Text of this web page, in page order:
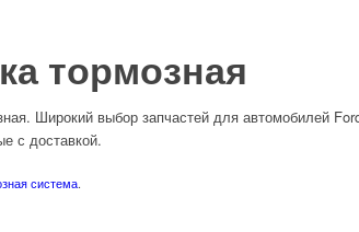
тормозная
Широкий выбор запчастей для автомобилей
с доставкой.
система.